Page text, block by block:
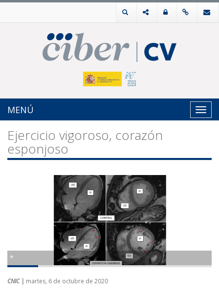
MENÚ
Ejercicio vigoroso, corazón
esponjoso
*
CNIC | martes, 6 de octubre de 2020